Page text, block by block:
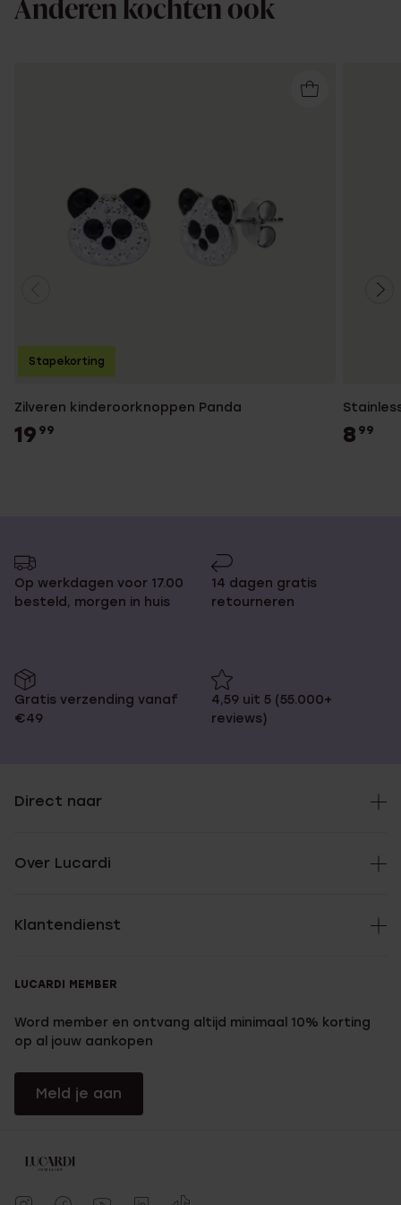
Anderen kochten ook
Zilveren kinderoorknoppen Panda
19 99
Stapekorting
8 99
Op werkdagen voor 17.00
besteld, morgen in huis
14 dagen gratis
retourneren
Gratis verzending vanaf
€49
4,59 uit 5 (55.000+
reviews)
Direct naar
Over Lucardi
Klantendienst
LUCARDI MEMBER
Word member en ontvang altijd minimaal 10% korting
op al jouw aankopen
Meld je aan